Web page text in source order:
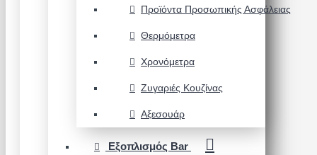
Προϊόντα Προσωπικής Ασφάλειας
Θερμόμετρα
Χρονόμετρα
Ζυγαριές Κουζίνας
Αξεσουάρ
Εξοπλισμός Bar